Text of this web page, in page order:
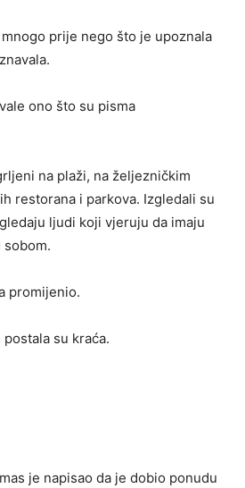
prije nego što je upoznala
ono što su pisma
na plaži, na željezničkim
restorana i parkova. Izgledali su
ljudi koji vjeruju da imaju
promijenio.
su kraća.
je napisao da je dobio ponudu